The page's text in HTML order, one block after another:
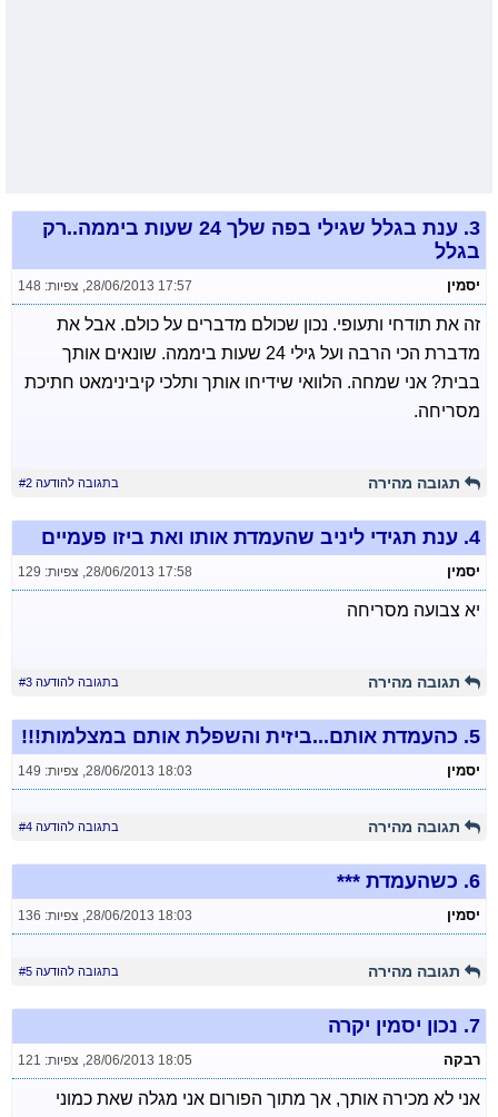
3.
ענת בגלל שגילי בפה שלך 24 שעות ביממה..רק
בגלל
יסמין 28/06/2013 17:57
, צפיות: 148
זה את תודחי ותעופי. נכון שכולם מדברים על כולם. אבל את
מדברת הכי הרבה ועל גילי 24 שעות ביממה. שונאים אותך
בבית? אני שמחה. הלוואי שידיחו אותך ותלכי קיבינימאט חתיכת
מסריחה.
תגובה מהירה בתגובה להודעה #2
4. ענת תגידי ליניב שהעמדת אותו ואת ביזו פעמיים
יסמין 28/06/2013 17:58
, צפיות: 129
יא צבועה מסריחה
תגובה מהירה בתגובה להודעה #3
5. כהעמדת אותם...ביזית והשפלת אותם במצלמות!!!
יסמין 28/06/2013 18:03
, צפיות: 149
תגובה מהירה בתגובה להודעה #4
6. כשהעמדת ***
יסמין 28/06/2013 18:03
, צפיות: 136
תגובה מהירה בתגובה להודעה #5
7. נכון יסמין יקרה
רבקה 28/06/2013 18:05
, צפיות: 121
אני לא מכירה אותך, אך מתוך הפורום אני מגלה שאת כמוני